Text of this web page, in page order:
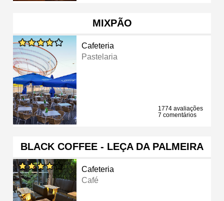
MIXPÃO
Cafeteria
Pastelaria
1774 avaliações
7 comentários
BLACK COFFEE - LEÇA DA PALMEIRA
Cafeteria
Café